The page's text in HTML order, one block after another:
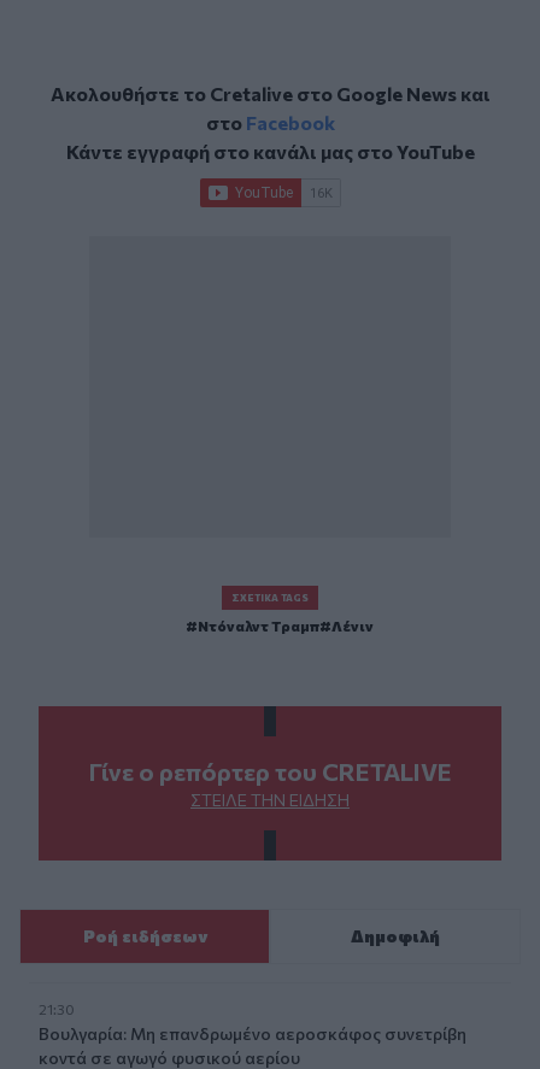
Ακολουθήστε το Cretalive στο Google Newsκαι
στο Facebook
Κάντε εγγραφή στο κανάλι μας στοYouTube
ΣΧΕΤΙΚΆ TAGS
Ντόναλντ Τραμπ Λένιν
Γίνε ο ρεπόρτερ του CRETALIVE
ΣΤΕΊΛΕ ΤΗΝ ΕΊΔΗΣΗ
Ροή ειδήσεων Δημοφιλή
21:30
Βουλγαρία: Μη επανδρωμένο αεροσκάφος συνετρίβη
κοντά σε αγωγό φυσικού αερίου